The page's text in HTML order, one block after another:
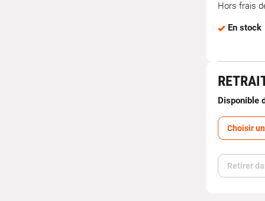
Hors frais
En stock
Disponible
Choisir
Retirer